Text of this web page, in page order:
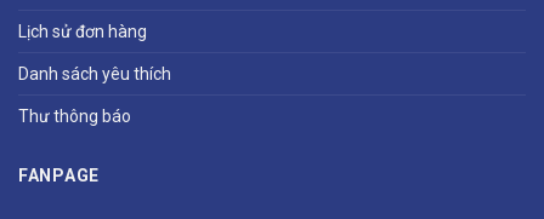
Lịch sử đơn hàng
Danh sách yêu thích
Thư thông báo
FANPAGE